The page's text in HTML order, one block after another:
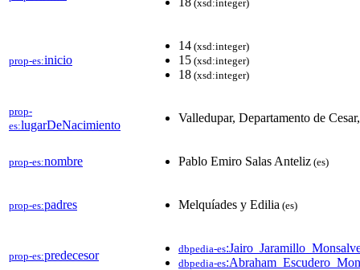
(xsd:integer)
prop-es:inicio
14 (xsd:integer)
15 (xsd:integer)
18 (xsd:integer)
prop-
es:lugarDeNacimiento
Valledupar, Departamento de
prop-es:nombre Pablo Emiro Salas Anteliz (es)
prop-es:padres Melquíades y Edilia (es)
prop-es:predecesor dbpedia-es
dbpedia-es